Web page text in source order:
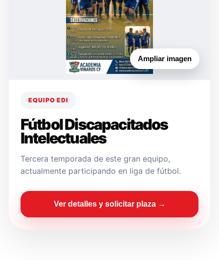
Ampliar imagen
EQUIPO EDI
Fútbol Discapacitados
Intelectuales
Tercera temporada de este gran equipo,
actualmente participando en liga de fútbol.
Ver detalles y solicitar plaza →